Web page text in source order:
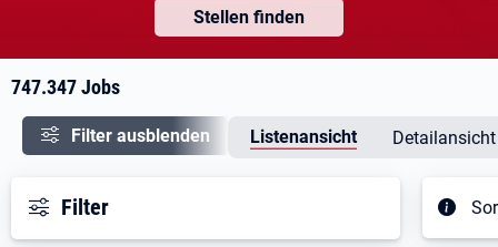
Stellen finden
747.347 Jobs
Filter ausblenden Listenansicht Detailansicht
Filter